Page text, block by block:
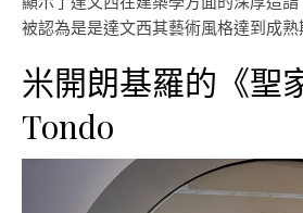
被認為是是達文西其藝術風格達到成熟
米開朗基羅的《聖
Tondo